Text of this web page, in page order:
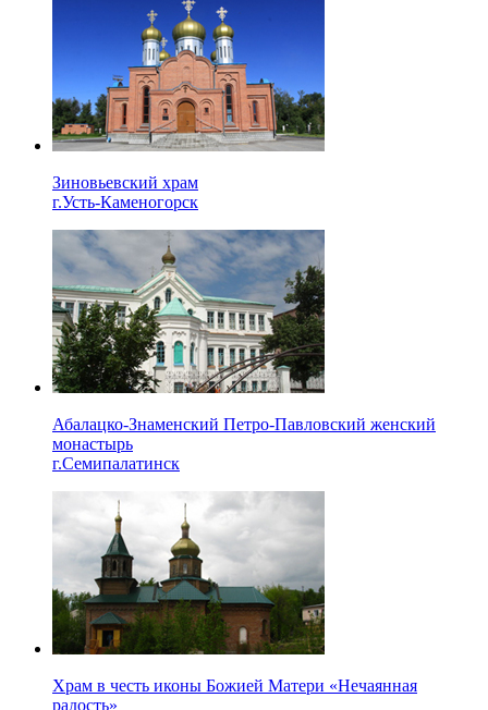
Зиновьевский храм
г.Усть-Каменогорск
Абалацко-Знаменский Петро-Павловский женский
монастырь
г.Семипалатинск
Храм в честь иконы Божией Матери «Нечаянная
радость»